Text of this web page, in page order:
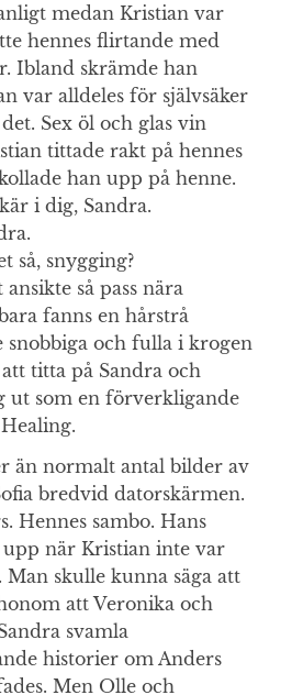
medan Kristian var
hennes flirtande med
Ibland skrämde han
var alldeles för självsäker
Sex öl och glas vin
tittade rakt på hennes
han upp på henne.
i dig, Sandra.
så, snygging?
så pass nära
fanns en hårstrå
snobbiga och fulla i krogen
titta på Sandra och
ut som en förverkligande
än normalt antal bilder av
bredvid datorskärmen.
Hennes sambo. Hans
när Kristian inte var
skulle kunna säga att
att Veronika och
svamla
historier om Anders
Men Olle och